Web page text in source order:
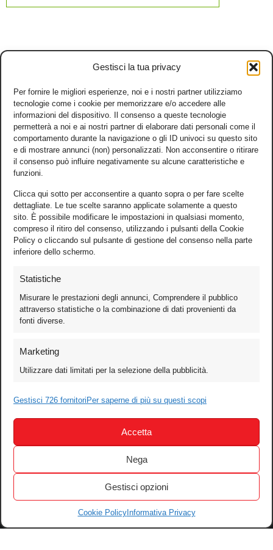
Gestisci la tua privacy
Per fornire le migliori esperienze, noi e i nostri partner utilizziamo
tecnologie come i cookie per memorizzare e/o accedere alle
informazioni del dispositivo. Il consenso a queste tecnologie
permetterà a noi e ai nostri partner di elaborare dati personali come il
comportamento durante la navigazione o gli ID univoci su questo sito
e di mostrare annunci (non) personalizzati. Non acconsentire o ritirare
il consenso può influire negativamente su alcune caratteristiche e
funzioni.
Clicca qui sotto per acconsentire a quanto sopra o per fare scelte
dettagliate. Le tue scelte saranno applicate solamente a questo
sito. È possibile modificare le impostazioni in qualsiasi momento,
compreso il ritiro del consenso, utilizzando i pulsanti della Cookie
Policy o cliccando sul pulsante di gestione del consenso nella parte
inferiore dello schermo.
Statistiche
Misurare le prestazioni degli annunci, Comprendere il pubblico
attraverso statistiche o la combinazione di dati provenienti da
fonti diverse.
Marketing
Utilizzare dati limitati per la selezione della pubblicità.
Gestisci 726 fornitori Per saperne di più su questi scopi
Accetta
Nega
Gestisci opzioni
Cookie PolicyInformativa Privacy
Games
Test
Audio
Festival & Concorsi
Iscriviti alla newsletter